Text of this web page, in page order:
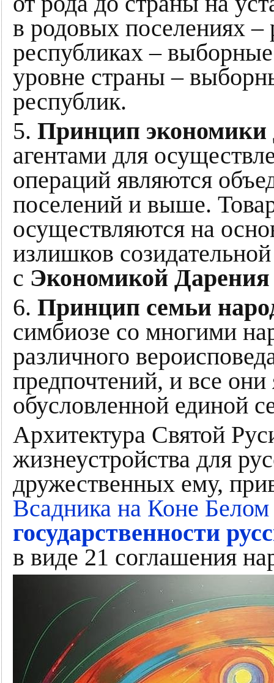
в родовых поселениях –
республиках –
уровне страны –
республик.
5. Принцип экономики
агентами для
операций являются
поселений и выше.
осуществляются на
излишков
с Экономикой Дарения
6. Принцип семьи
симбиозе со многими
различного
предпочтений, и все
обусловленной единой
Архитектура Святой
жизнеустройства для
дружественных ему,
Всадника на Коне Белом
государственности
в виде 21 соглашения